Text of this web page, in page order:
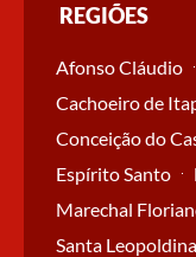
REGIÕES
Afonso Cláudio
Cachoeiro de
Conceição do
Espírito Santo
Marechal
Santa Leopoldina